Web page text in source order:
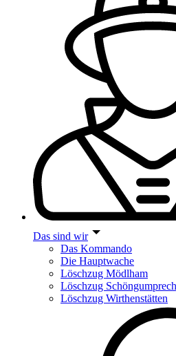
Das sind wir
Das Kommando
Die Hauptwache
Löschzug Mödlham
Löschzug
Löschzug Wirthenstätten